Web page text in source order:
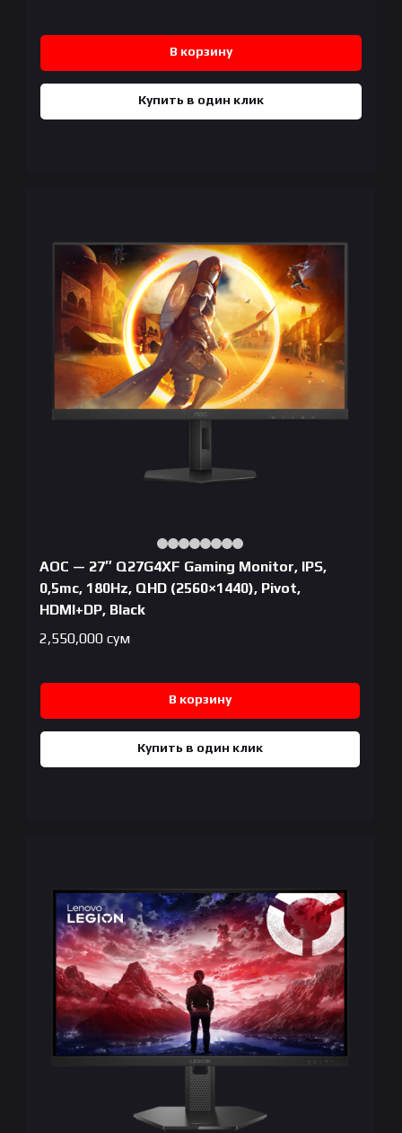
В корзину
Купить в один клик
AOC — 27″ Q27G4XF Gaming Monitor, IPS,
0,5mc, 180Hz, QHD (2560×1440), Pivot,
HDMI+DP, Black
2,550,000 сум
В корзину
Купить в один клик